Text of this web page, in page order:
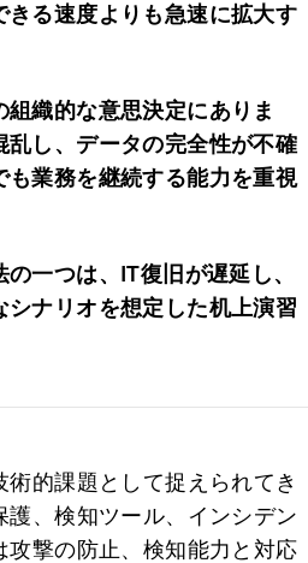
きる速度よりも急速に拡大す
織的な意思決定にありま
し、データの完全性が不確
業務を継続する能力を重視
一つは、IT復旧が遅延し、
ナリオを想定した机上演習
的課題として捉えられてき
、検知ツール、インシデン
攻撃の防止、検知能力と対応